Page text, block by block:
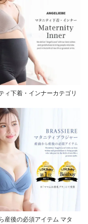
ィ下着・インナーカテゴリ
産後の必須アイテム マタ